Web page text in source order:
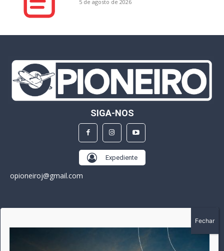
5 de agosto de 2026
SIGA-NOS
Expediente
opioneiroj@gmail.com
A história do Pioneiro inicia em fevereiro de 2005 em
Canarana - MT, na época, como um jornal impresso semanal,